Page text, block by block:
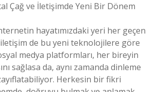
Çağ ve İletişimde Yeni Bir Dönem
hayatımızdaki yeri her geçen
de bu yeni teknolojilere göre
medya platformları, her bireyin
sağlasa da, aynı zamanda dinleme
Herkesin bir fikri